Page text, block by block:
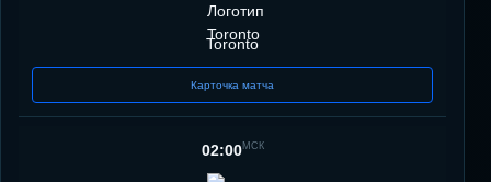
Toronto
Карточка матча
02:00МСК